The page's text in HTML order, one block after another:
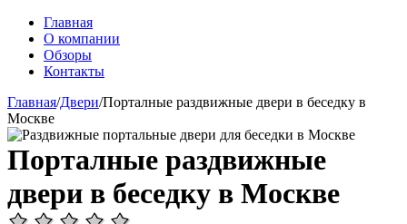
Главная
О компании
Обзоры
Контакты
Главная/Двери/Порталные раздвижные двери в беседку в
Москве
Порталные раздвижные
двери в беседку в Москве